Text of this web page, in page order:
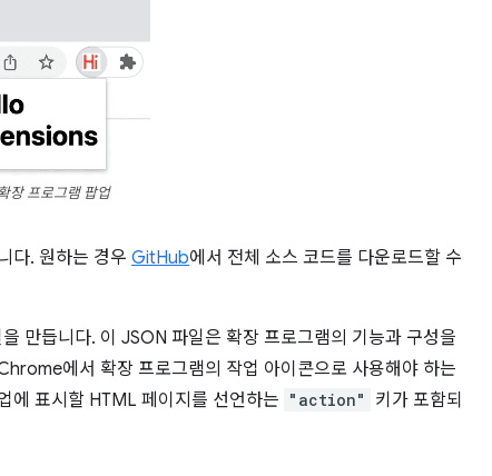
장 프로그램 팝업
다. 원하는 경우 GitHub에서 전체 소스 코드를 다운로드할 수
만듭니다. 이 JSON 파일은 확장 프로그램의 기능과 구성을
에서 확장 프로그램의 작업 아이콘으로 사용해야 하는
에 표시할 HTML 페이지를 선언하는 "action"
키가 포함되